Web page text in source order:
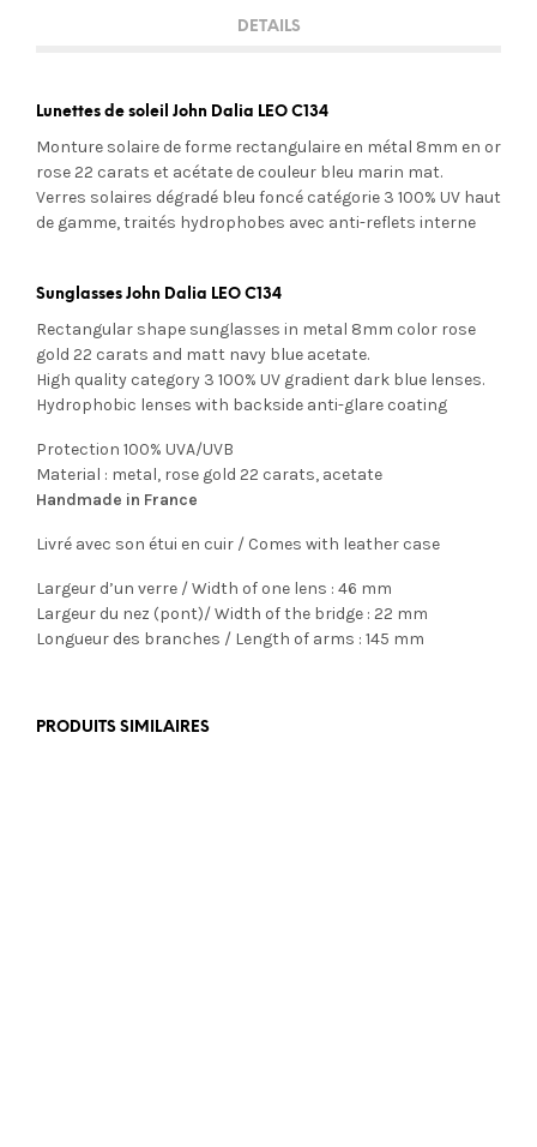
DETAILS
Lunettes de soleil John Dalia LEO C134
Monture solaire de forme rectangulaire en métal 8mm en or
rose 22 carats et acétate de couleur bleu marin mat.
Verres solaires dégradé bleu foncé catégorie 3 100% UV haut
de gamme, traités hydrophobes avec anti-reflets interne
Sunglasses John Dalia LEO C134
Rectangular shape sunglasses in metal 8mm color rose
gold 22 carats and matt navy blue acetate.
High quality category 3 100% UV gradient dark blue lenses.
Hydrophobic lenses with backside anti-glare coating
Protection 100% UVA/UVB
Material : metal, rose gold 22 carats, acetate
Handmade in France
Livré avec son étui en cuir / Comes with leather case
Largeur d’un verre / Width of one lens : 46 mm
Largeur du nez (pont)/ Width of the bridge : 22 mm
Longueur des branches / Length of arms : 145 mm
PRODUITS SIMILAIRES